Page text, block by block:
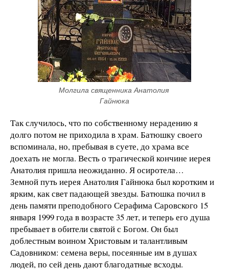
Молгила священника Анатолия
Гайнюка
Так случилось, что по собственному нерадению я
долго потом не приходила в храм. Батюшку своего
вспоминала, но, пребывая в суете, до храма все
доехать не могла. Весть о трагической кончине иерея
Анатолия пришла неожиданно. Я осиротела…
Земной путь иерея Анатолия Гайнюка был коротким и
ярким, как свет падающей звезды. Батюшка почил в
день памяти преподобного Серафима Саровского 15
января 1999 года в возрасте 35 лет, и теперь его душа
пребывает в обители святой с Богом. Он был
доблестным воином Христовым и талантливым
Садовником: семена веры, посеянные им в душах
людей, по сей день дают благодатные всходы.